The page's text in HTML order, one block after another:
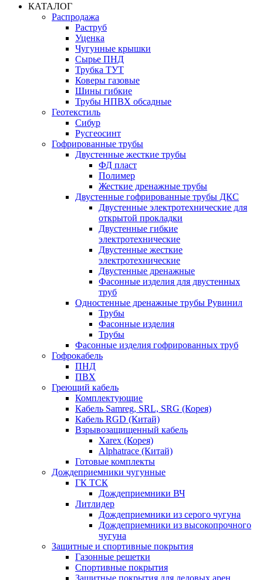
КАТАЛОГ
Распродажа
Раструб
Уценка
Чугунные крышки
Сырье ПНД
Трубка ТУТ
Коверы газовые
Шины гибкие
Трубы НПВХ обсадные
Геотекстиль
Сибур
Русгеосинт
Гофрированные трубы
Двустенные жесткие трубы
ФД пласт
Полимер
Жесткие дренажные трубы
Двустенные гофрированные трубы ДКС
Двустенные электротехнические для
открытой прокладки
Двустенные гибкие
электротехнические
Двустенные жесткие
электротехнические
Двустенные дренажные
Фасонные изделия для двустенных
труб
Одностенные дренажные трубы Рувинил
Трубы
Фасонные изделия
Трубы
Фасонные изделия гофрированных труб
Гофрокабель
ПНД
ПВХ
Греющий кабель
Комплектующие
Кабель Samreg, SRL, SRG (Корея)
Кабель RGD (Китай)
Взрывозащищенный кабель
Xarex (Корея)
Alphatrace (Китай)
Готовые комплекты
Дождеприемники чугунные
ГК ТСК
Дождеприемники ВЧ
Литлидер
Дождеприемники из серого чугуна
Дождеприемники из высокопрочного
чугуна
Защитные и спортивные покрытия
Газонные решетки
Спортивные покрытия
Защитные покрытия для ледовых арен